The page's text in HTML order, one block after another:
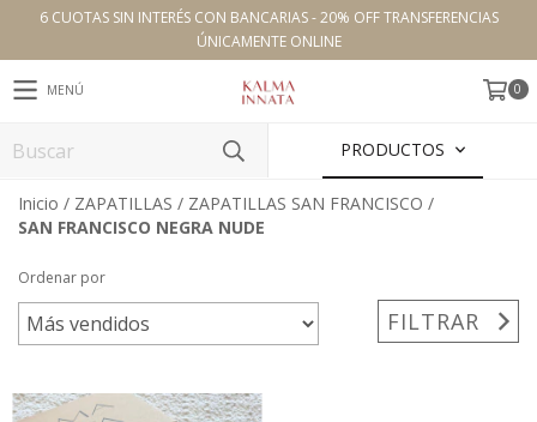
6 CUOTAS SIN INTERÉS CON BANCARIAS - 20% OFF TRANSFERENCIAS
ÚNICAMENTE ONLINE
MENÚ 0
PRODUCTOS
Inicio / ZAPATILLAS / ZAPATILLAS SAN FRANCISCO /
SAN FRANCISCO NEGRA NUDE
Ordenar por
FILTRAR